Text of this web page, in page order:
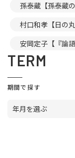
孫泰蔵【孫泰蔵
村口和孝【日の
安岡定子【『論
TERM
期間で探す
年月を選ぶ